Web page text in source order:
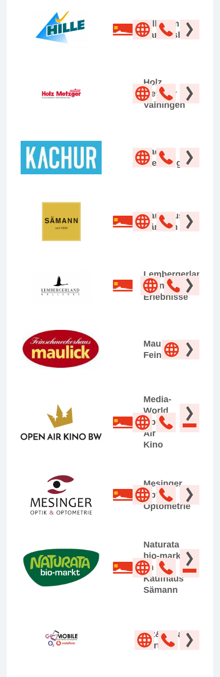
Hille GmbH
Sanitätshaus
Holz
Metzger
Vaihingen
Kachur
Werbung
Kaufhaus
Sämann
Lembergerland
Weine &
Erlebnisse
Maulick
Media-
World
Open
Air
Kino
Mesinger
Optik &
Optometrie
Naturata
bio-markt
im
Kaufhaus
Sämann
O2&Vodafone
Vertrieb